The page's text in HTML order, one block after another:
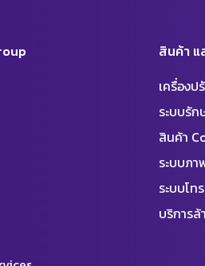
สินค้า แ
เครื่องป
ระบบรั
สินค้า
ระบบภา
ระบบโ
บริการล้